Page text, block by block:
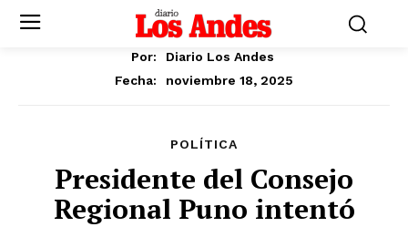
Por:
Diario Los Andes
Fecha:
noviembre 18, 2025
POLÍTICA
Presidente del Consejo
Regional Puno intentó